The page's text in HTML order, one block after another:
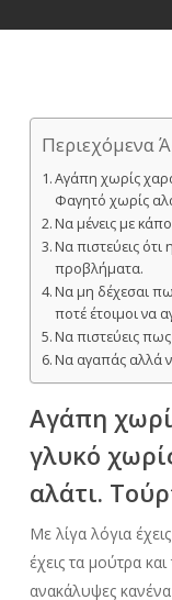
Περιεχόμενα
Αγάπη χωρίς
Φαγητό χωρίς
Να μένεις με
Να πιστεύεις
προβλήματα.
Να μη δέχεσαι
ποτέ έτοιμοι να
Να πιστεύεις
Να αγαπάς αλλά
Αγάπη
γλυκό
αλάτι.
Με λίγα λόγια
έχεις τα μούτρα
ανακάλυψες κανένα